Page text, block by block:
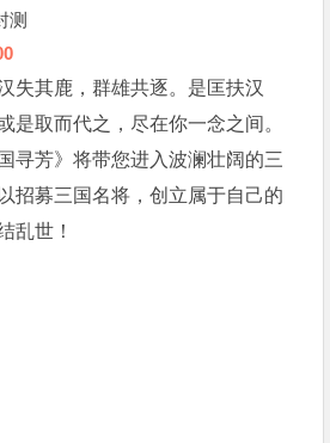
测
失其鹿，群雄共逐。是匡扶汉
是取而代之，尽在你一念之间。
寻芳》将带您进入波澜壮阔的三
招募三国名将，创立属于自己的
乱世！